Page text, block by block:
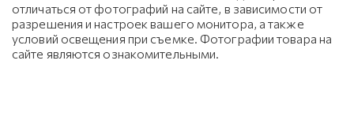
отличаться от фотографий на сайте, в зависимости от
разрешения и настроек вашего монитора, а также
условий освещения при съемке. Фотографии товара на
сайте являются ознакомительными.